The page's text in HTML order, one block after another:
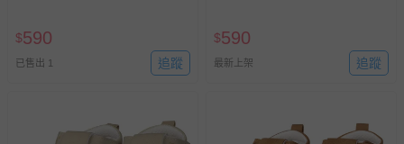
$590
已售出 1 追蹤
$590
最新上架 追蹤